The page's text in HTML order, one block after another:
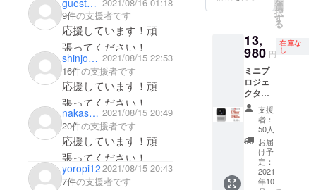
9件の支援者です
応援しています！頑
張ってください！
shinjo181 2021/08/15 22:53
16件の支援者です
応援しています！頑
張ってください！
nakasuji1101 2021/08/15 20:49
20件の支援者です
応援しています！頑
張ってください！
yoropi122021/08/15 20:43
7件の支援者です
プタ x1
本語説
明書 x1
※お届け
時期
は、生
産、配
送状況
により
遅れる
可能性
もござ
いま
す。 ※
送料込
選
択
す
る
13,
980 円
在庫な
し
ミニプ
ロジェ
クター
「CUB
EE」1
セット
のお届
けで
す。
【1セッ
トの詳
支援
者：
50人
お届
け予
定：
2021
年10